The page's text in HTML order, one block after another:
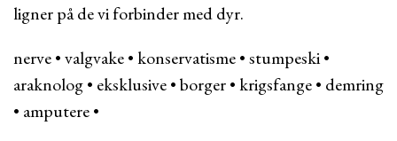
ligner på de vi forbinder med dyr.
nerve•valgvake•konservatisme•stumpeski•
araknolog• eksklusive•borger•krigsfange• demring
• amputere•